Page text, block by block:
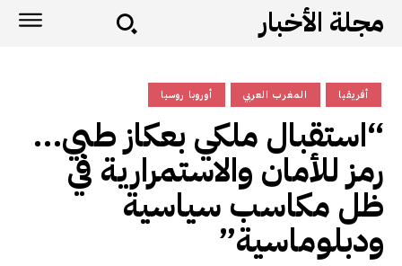
مجلة الأخبار
أفريقيا المغرب العربي أوروبا روسيا
“استقبال ملكي بعكاز طبي…
رمز للأمان والاستمرارية في
ظل مكاسب سياسية
ودبلوماسية”